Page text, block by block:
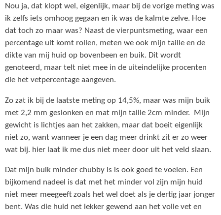
Nou ja, dat klopt wel, eigenlijk, maar bij de vorige meting was
ik zelfs iets omhoog gegaan en ik was de kalmte zelve. Hoe
dat toch zo maar was? Naast de vierpuntsmeting, waar een
percentage uit komt rollen, meten we ook mijn taille en de
dikte van mij huid op bovenbeen en buik. Dit wordt
genoteerd, maar telt niet mee in de uiteindelijke procenten
die het vetpercentage aangeven.
Zo zat ik bij de laatste meting op 14,5%, maar was mijn buik
met 2,2 mm geslonken en mat mijn taille 2cm minder. Mijn
gewicht is lichtjes aan het zakken, maar dat boeit eigenlijk
niet zo, want wanneer je een dag meer drinkt zit er zo weer
wat bij. hier laat ik me dus niet meer door uit het veld slaan.
Dat mijn buik minder chubby is is ook goed te voelen. Een
bijkomend nadeel is dat met het minder vol zijn mijn huid
niet meer meegeeft zoals het wel doet als je dertig jaar jonger
bent. Was die huid net lekker gewend aan het volle vet en